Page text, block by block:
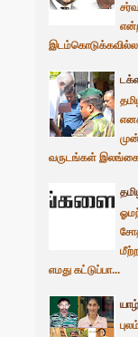
வருடங்கள் இலங்கை
எமது கட்டுப்பா...